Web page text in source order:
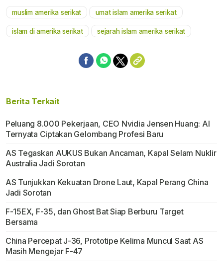
muslim amerika serikat umat islam amerika serikat
islam di amerika serikat sejarah islam amerika serikat
Berita Terkait
Peluang 8.000 Pekerjaan, CEO Nvidia Jensen Huang: AI
Ternyata Ciptakan Gelombang Profesi Baru
AS Tegaskan AUKUS Bukan Ancaman, Kapal Selam Nuklir
Australia Jadi Sorotan
AS Tunjukkan Kekuatan Drone Laut, Kapal Perang China
Jadi Sorotan
F-15EX, F-35, dan Ghost Bat Siap Berburu Target
Bersama
China Percepat J-36, Prototipe Kelima Muncul Saat AS
Masih Mengejar F-47